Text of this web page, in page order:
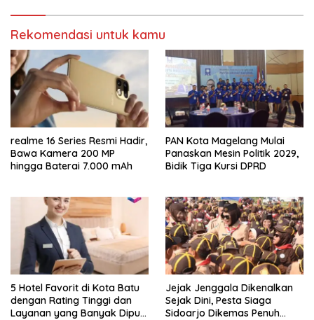
Rekomendasi untuk kamu
realme 16 Series Resmi Hadir,
Bawa Kamera 200 MP
hingga Baterai 7.000 mAh
PAN Kota Magelang Mulai
Panaskan Mesin Politik 2029,
Bidik Tiga Kursi DPRD
5 Hotel Favorit di Kota Batu
dengan Rating Tinggi dan
Layanan yang Banyak Dipuji
Jejak Jenggala Dikenalkan
Sejak Dini, Pesta Siaga
Sidoarjo Dikemas Penuh